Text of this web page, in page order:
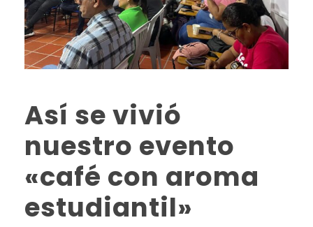
Así se vivió
nuestro evento
«café con aroma
estudiantil»